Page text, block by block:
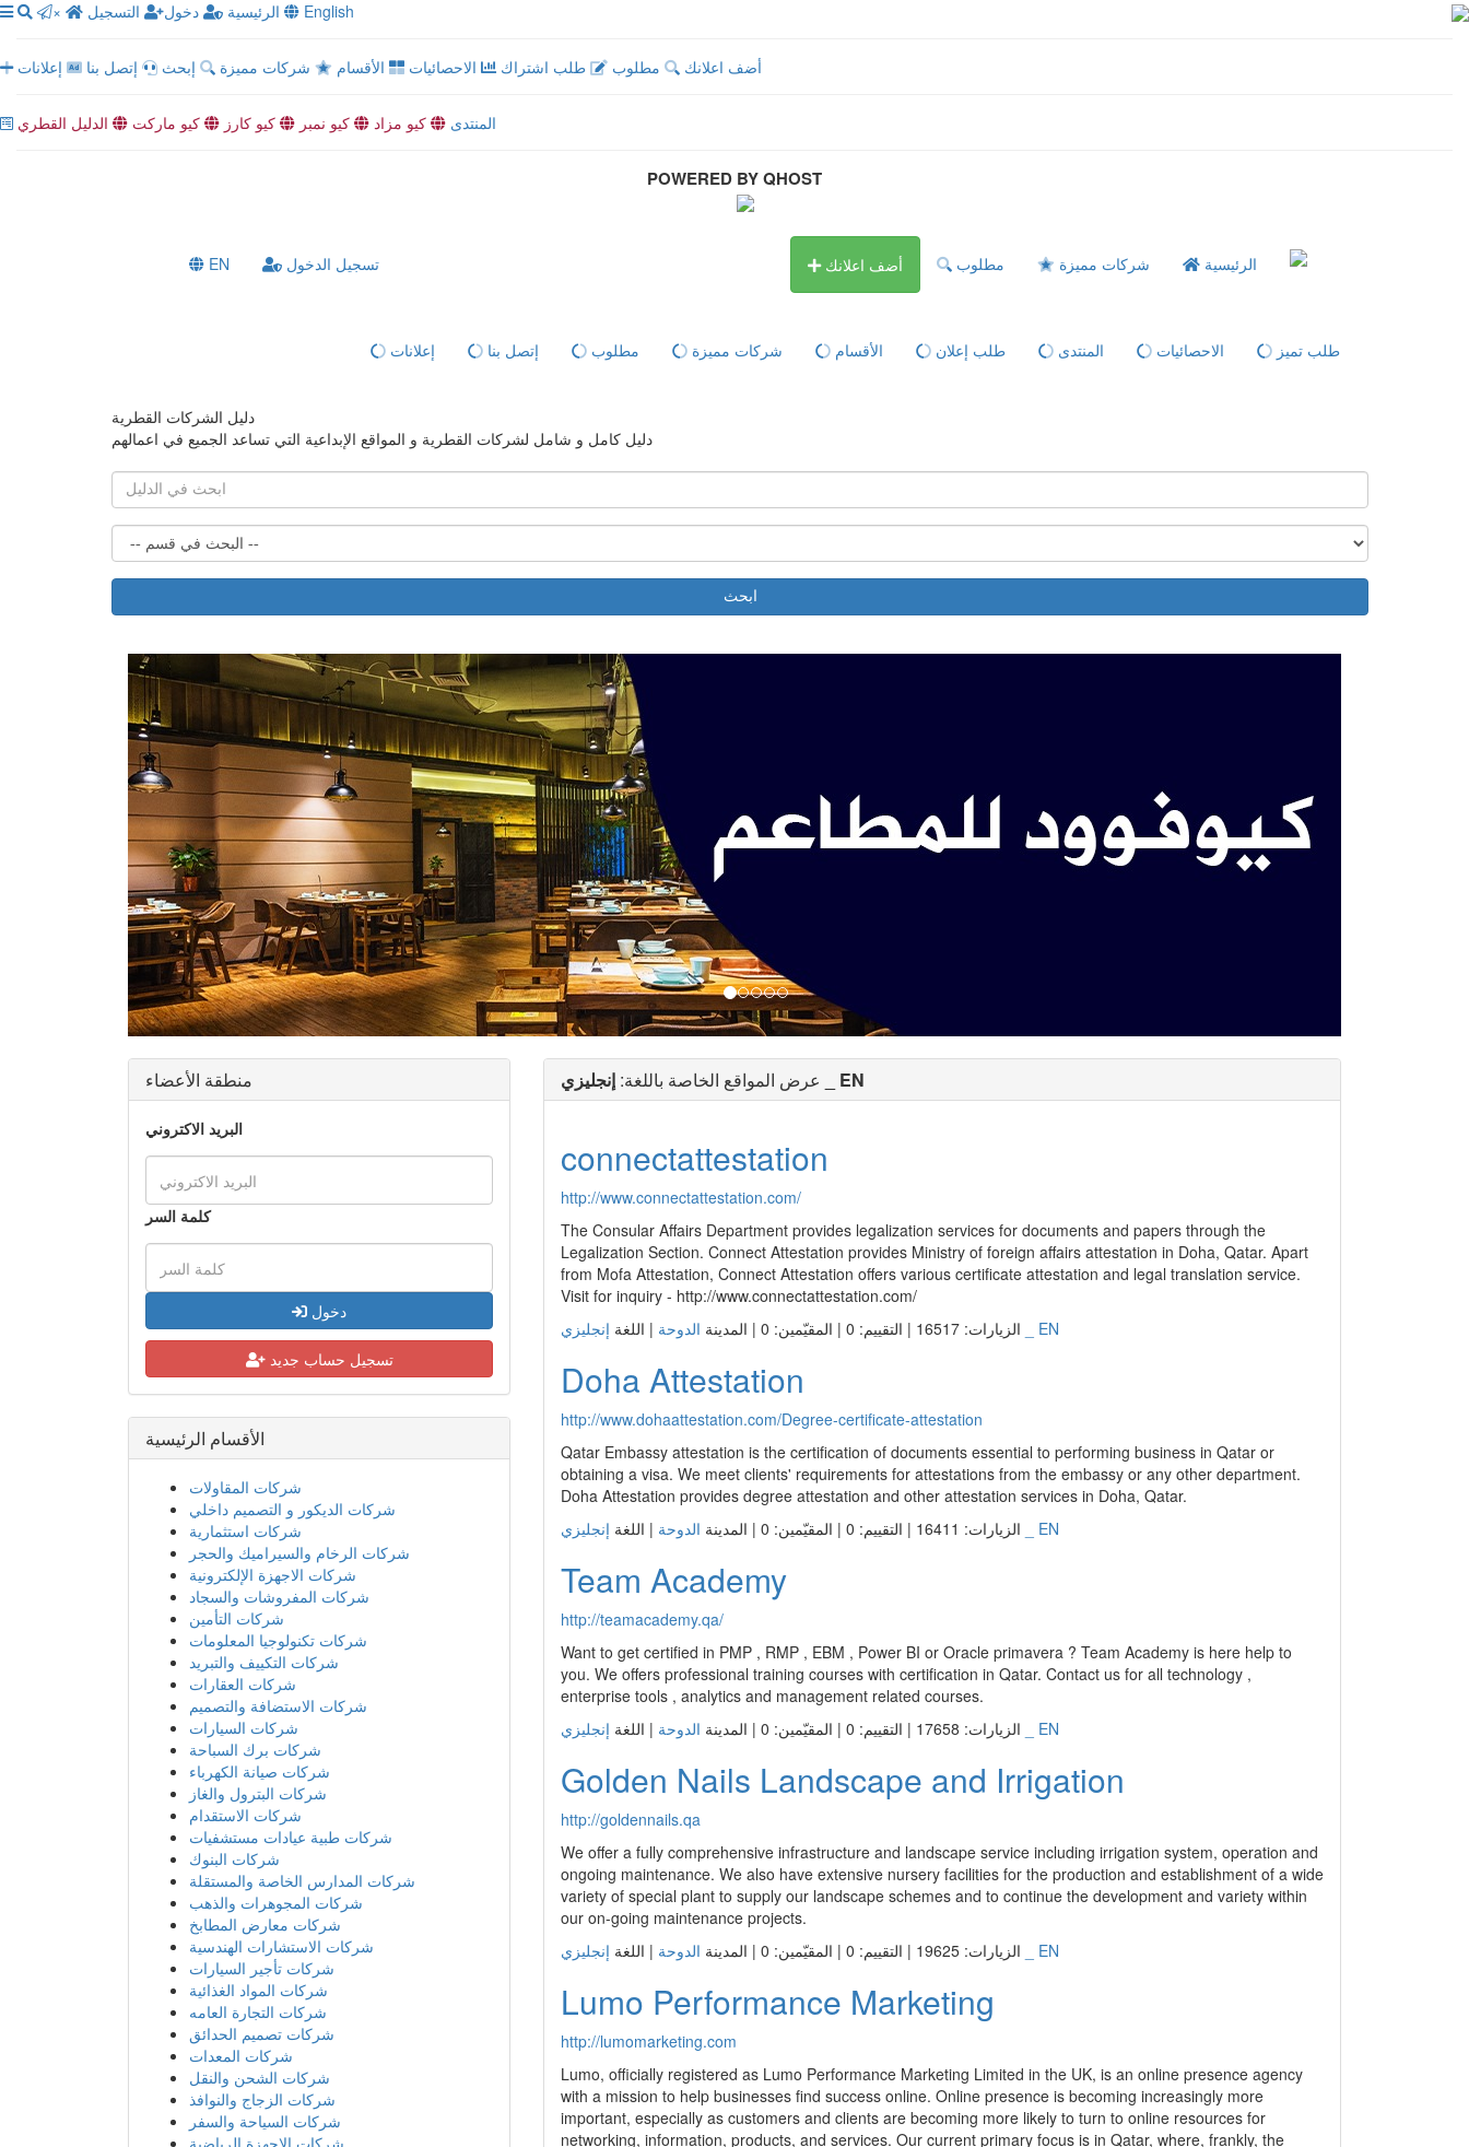
× الرئيسية دخول التسجيل English
أضف اعلانك مطلوب طلب اشتراك الاحصائيات الأقسام شركات مميزة إبحث إتصل بنا إعلانات
المنتدى كيو مزاد كيو نمبر كيو كارز كيو ماركت الدليل القطري
POWERED BY QHOST
الرئيسية شركات مميزة مطلوب أضف اعلانك تسجيل الدخول EN
طلب تميز الاحصائيات المنتدى طلب إعلان الأقسام شركات مميزة مطلوب إتصل بنا إعلانات
دليل الشركات القطرية
دليل كامل و شامل لشركات القطرية و المواقع الإبداعية التي تساعد الجميع في اعمالهم
ابحث
عرض المواقع الخاصة باللغة:
connectattestation
http://www.connectattestation.com/
The Consular Affairs Department provides legalization services for documents and papers through the
Legalization Section. Connect Attestation provides Ministry of foreign affairs attestation in Doha, Qatar. Apart
from Mofa Attestation, Connect Attestation offers various certificate attestation and legal translation service.
Visit for inquiry - http://www.connectattestation.com/
الدوحة| اللغة
Doha Attestation
http://www.dohaattestation.com/Degree-certificate-attestation
Qatar Embassy attestation is the certification of documents essential to performing business in Qatar or
الدوحة| اللغة
Team Academy
http://teamacademy.qa/
Want to get certified in PMP , RMP , EBM , Power BI or Oracle primavera ? Team Academy is here help to
you. We offers professional training courses with certification in Qatar. Contact us for all technology ,
enterprise tools , analytics and management related courses.
الدوحة
Golden Nails Landscape and Irrigation
http://goldennails.qa
We offer a fully comprehensive infrastructure and landscape service including irrigation system, operation and
ongoing maintenance. We also have extensive nursery facilities for the production and establishment of a wide
variety of special plant to supply our landscape schemes and to continue the development and variety within
الدوحة| اللغة
Lumo Performance Marketing
http://lumomarketing.com
Lumo, officially registered as Lumo Performance Marketing Limited in the UK, is an online presence agency
with a mission to help businesses find success online. Online presence is becoming increasingly more
networking, information, products, and services. Our current primary focus is in Qatar, where, frankly, the
online infrastructure could use some work. We have chosen to operate Lumo in Qatar because of three
primary reasons: 1) We understand how the market operates and how businesses are run. 2) We see
flourishes into a knowledge-based economy. 3) It is a relatively young market, with plenty of space to become
more efficient using online tools.
الدوحة| اللغة
Medina Logistics
http://www.medina-intl.com
Medina Logistics is one of the fastest growing moving and logistics companies in Doha, Qatar. We are in
household and office goods, warehousing, storage, and distribution services.
الزيارات: 17060 | التقييم: 0 | المقيّمين: 0 | المدينة
الدوحة| اللغة إنجليزي _ EN
منطقة الأعضاء
البريد الاكتروني
كلمة السر
دخول
تسجيل حساب جديد
الأقسام الرئيسية
شركات المقاولات
شركات الديكور و التصميم داخلي
شركات الرخام والسيراميك والحجر
شركات الاجهزة الإلكترونية
شركات تكنولوجيا المعلومات
شركات التكييف والتبريد
شركات العقارات
شركات الاستضافة والتصميم
شركات السيارات
شركات برك السباحة
شركات البترول والغاز
شركات الاستقدام
شركات البنوك
شركات المدارس الخاصة والمستقلة
شركات المجوهرات والذهب
شركات معارض المطابخ
شركات الاستشارات الهندسية
شركات تأجير السيارات
شركات المواد الغذائية
شركات التجارة العامه
شركات تصميم الحدائق
شركات المعدات
شركات الشحن والنقل
شركات الزجاج والنوافذ
شركات السياحة والسفر
شركات الاجهزة الرياضية
شركات الأمن وكاميرات المراقبة
مراكز صالونات التجميل
مراكز التدريب والتطوير
شركات الفنادق والاجنحة الفندقية
شركات الجوالات والهواتف
شركات المطاعم العربية والاجنبية
شركات الساعات والنظارات
شركات مصانع الاصباغ والدهانات
شركات الابواب الاكترونية
الصحافة والاعلام
شركات أدوات صحية
شركات الدعاية والاعلان
شركات الحديد المشغول
شركات النظافة
شركات الزراعة والإنتاج الحيواني
مشاهير صفحات التواصل الاجتماعي